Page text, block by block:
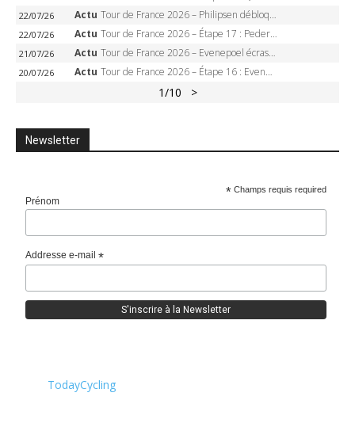
22/07/26 Actu Tour de France 2026 – Philipsen débloque son compteur à Voiron, Pedersen en danger pour le maillot vert
22/07/26 Actu Tour de France 2026 – Étape 17 : Pedersen peut-il verrouiller le maillot vert à Voiron ?
21/07/26 Actu Tour de France 2026 – Evenepoel écrase le chrono d’Évian, Seixas 4e, Lipowitz abandonne
20/07/26 Actu Tour de France 2026 – Étape 16 : Evenepoel, Pogacar, Ganna… qui domptera le chrono d’Évian pour redessiner le podium ?
1/10 >
Newsletter
* Champs requis required
Prénom
Addresse e-mail*
TodayCycling